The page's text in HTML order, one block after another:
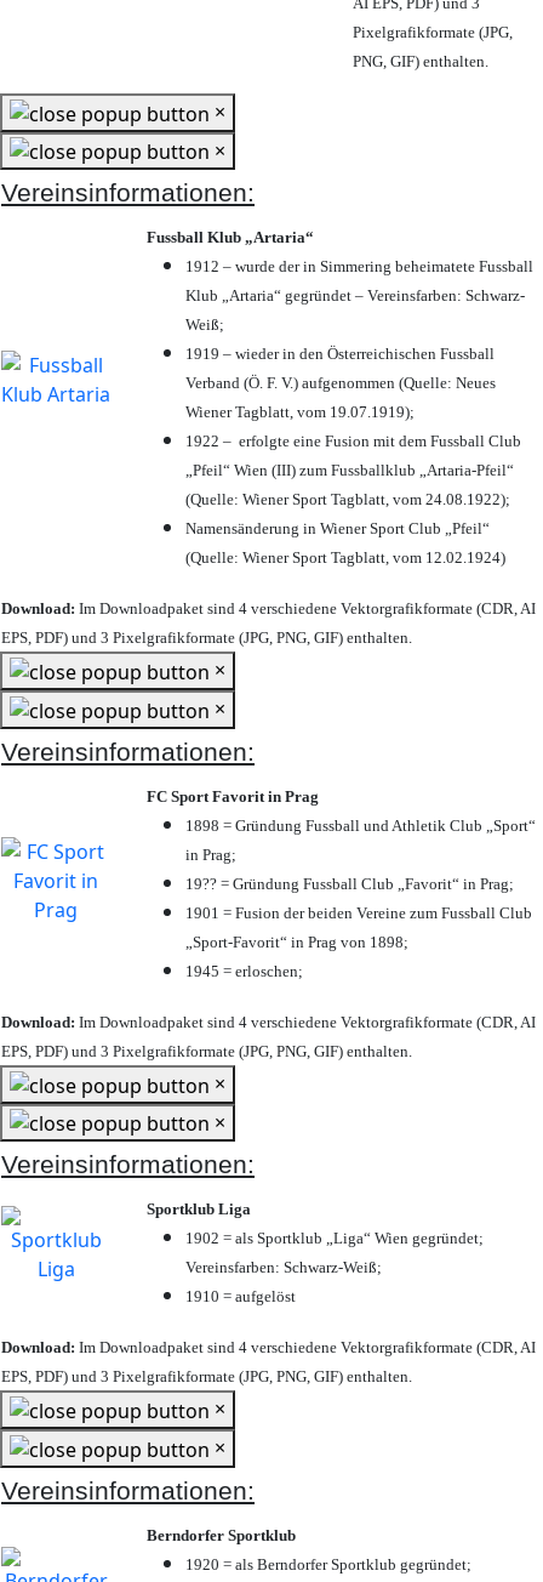
Pixelgrafikformate (JPG,
PNG, GIF) enthalten.
×
×
Vereinsinformationen:
Fussball Klub „Artaria“
1912 – wurde der in Simmering beheimatete Fussball
Klub „Artaria“ gegründet – Vereinsfarben: Schwarz-
Weiß;
1919 – wieder in den Österreichischen Fussball
Verband (Ö. F. V.) aufgenommen (Quelle: Neues
Wiener Tagblatt, vom 19.07.1919);
1922 – erfolgte eine Fusion mit dem Fussball Club
„Pfeil“ Wien (III) zum Fussballklub „Artaria-Pfeil“
(Quelle: Wiener Sport Tagblatt, vom 24.08.1922);
Namensänderung in Wiener Sport Club „Pfeil“
(Quelle: Wiener Sport Tagblatt, vom 12.02.1924)
Download: Im Downloadpaket sind 4 verschiedene Vektorgrafikformate (CDR, AI
EPS, PDF) und 3 Pixelgrafikformate (JPG, PNG, GIF) enthalten.
×
×
Vereinsinformationen:
FC Sport Favorit in Prag
1898 = Gründung Fussball und Athletik Club „Sport“
in Prag;
19?? = Gründung Fussball Club „Favorit“ in Prag;
1901 = Fusion der beiden Vereine zum Fussball Club
„Sport-Favorit“ in Prag von 1898;
1945 = erloschen;
Download: Im Downloadpaket sind 4 verschiedene Vektorgrafikformate (CDR, AI
EPS, PDF) und 3 Pixelgrafikformate (JPG, PNG, GIF) enthalten.
×
×
Vereinsinformationen:
Sportklub Liga
1902 = als Sportklub „Liga“ Wien gegründet;
Vereinsfarben: Schwarz-Weiß;
1910 = aufgelöst
Download: Im Downloadpaket sind 4 verschiedene Vektorgrafikformate (CDR, AI
EPS, PDF) und 3 Pixelgrafikformate (JPG, PNG, GIF) enthalten.
×
×
Vereinsinformationen:
Berndorfer Sportklub
1920 = als Berndorfer Sportklub gegründet;